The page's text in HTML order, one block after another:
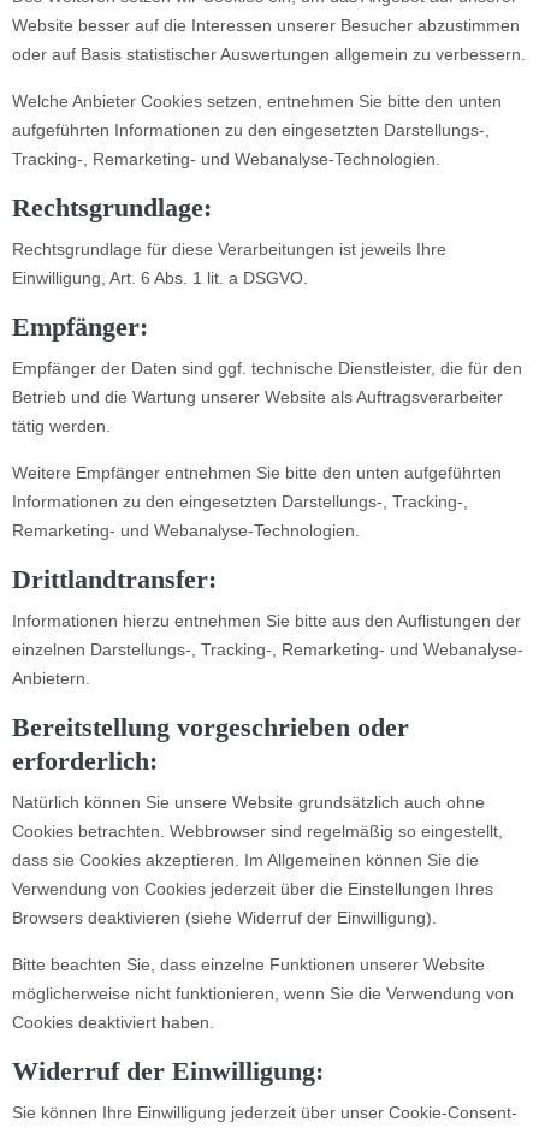
Website besser auf die Interessen unserer Besucher abzustimmen
oder auf Basis statistischer Auswertungen allgemein zu verbessern.
Welche Anbieter Cookies setzen, entnehmen Sie bitte den unten
aufgeführten Informationen zu den eingesetzten Darstellungs-,
Tracking-, Remarketing- und Webanalyse-Technologien.
Rechtsgrundlage:
Rechtsgrundlage für diese Verarbeitungen ist jeweils Ihre
Einwilligung, Art. 6 Abs. 1 lit. a DSGVO.
Empfänger:
Empfänger der Daten sind ggf. technische Dienstleister, die für den
Betrieb und die Wartung unserer Website als Auftragsverarbeiter
tätig werden.
Weitere Empfänger entnehmen Sie bitte den unten aufgeführten
Informationen zu den eingesetzten Darstellungs-, Tracking-,
Remarketing- und Webanalyse-Technologien.
Drittlandtransfer:
Informationen hierzu entnehmen Sie bitte aus den Auflistungen der
einzelnen Darstellungs-, Tracking-, Remarketing- und Webanalyse-
Anbietern.
Bereitstellung vorgeschrieben oder
erforderlich:
Natürlich können Sie unsere Website grundsätzlich auch ohne
Cookies betrachten. Webbrowser sind regelmäßig so eingestellt,
dass sie Cookies akzeptieren. Im Allgemeinen können Sie die
Verwendung von Cookies jederzeit über die Einstellungen Ihres
Browsers deaktivieren (siehe Widerruf der Einwilligung).
Bitte beachten Sie, dass einzelne Funktionen unserer Website
möglicherweise nicht funktionieren, wenn Sie die Verwendung von
Cookies deaktiviert haben.
Widerruf der Einwilligung:
Sie können Ihre Einwilligung jederzeit über unser Cookie-Consent-